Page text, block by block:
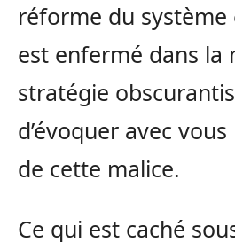
réforme du système
est enfermé dans la
stratégie
d’évoquer avec
de cette malice.
Ce qui est caché